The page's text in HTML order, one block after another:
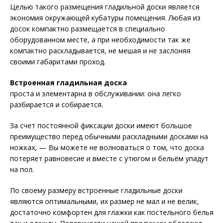
Целью такого размещения гладильной доски является
экономия окружающей кубатуры помещения. Любая из
досок компактно размещается в специально
оборудованном месте, а при необходимости так же
компактно раскладывается, не мешая и не заслоняя
своими габаритами проход.
Встроенная гладильная доска
проста и элементарна в обслуживании: она легко
разбирается и собирается.
За счет постоянной фиксации доски имеют большое
преимущество перед обычными раскладными досками на
ножках, — Вы можете не волноваться о том, что доска
потеряет равновесие и вместе с утюгом и бельём упадут
на пол.
По своему размеру встроенные гладильные доски
являются оптимальными, их размер не мал и не велик,
достаточно комфортен для глажки как постельного белья